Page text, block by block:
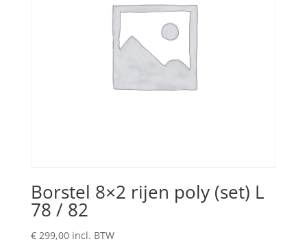
Borstel 8×2 rijen poly (set) L
78 / 82
€299,00 incl. BTW